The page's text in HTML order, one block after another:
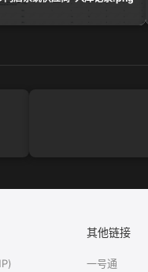
其他链接
一号通